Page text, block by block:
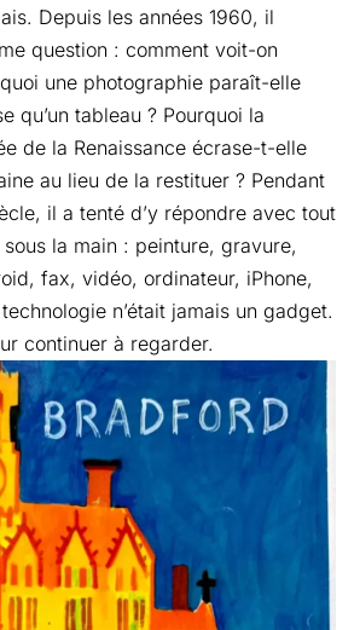
Depuis les années 1960, il
question : comment voit-on
une photographie paraît-elle
qu’un tableau ? Pourquoi la
de la Renaissance écrase-t-elle
au lieu de la restituer ? Pendant
il a tenté d’y répondre avec tout
la main : peinture, gravure,
fax, vidéo, ordinateur, iPhone,
n’était jamais un gadget.
continuer à regarder.